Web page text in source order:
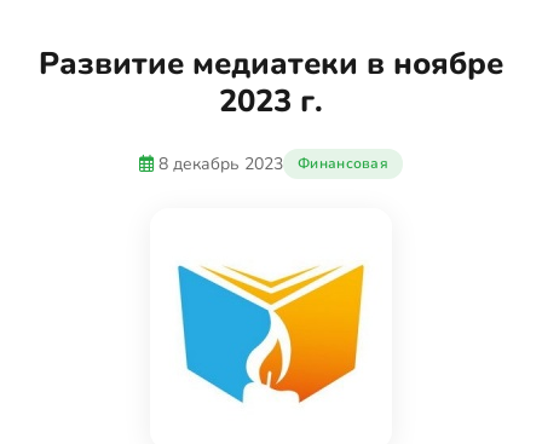
Развитие медиатеки в ноябре
2023 г.
8 декабрь 2023 Финансовая